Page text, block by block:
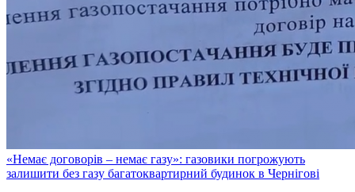
«Немає договорів – немає газу»: газовики погрожують
залишити без газу багатоквартирний будинок в Чернігові